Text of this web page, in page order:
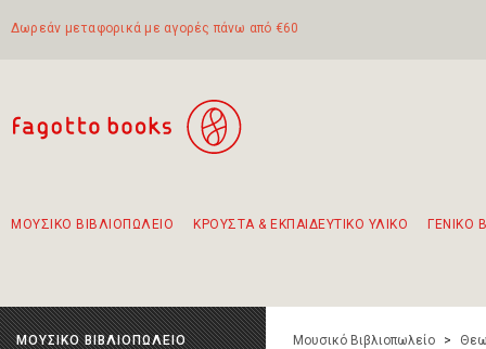
Δωρεάν μεταφορικά με αγορές πάνω από €60
ΜΟΥΣΙΚΟ ΒΙΒΛΙΟΠΩΛΕΙΟ ΚΡΟΥΣΤΑ & ΕΚΠΑΙΔΕΥΤΙΚΟ ΥΛΙΚΟ ΓΕΝΙΚΟ
ΜΟΥΣΙΚΟ ΒΙΒΛΙΟΠΩΛΕΙΟ Μουσικό Βιβλιοπωλείο >